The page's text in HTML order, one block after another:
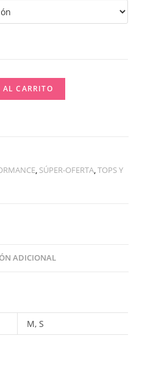
CARRITO
, SÚPER-OFERTA,TOPS Y
ADICIONAL
M, S